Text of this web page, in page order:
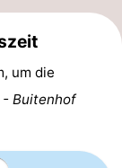
um die
Buitenhof